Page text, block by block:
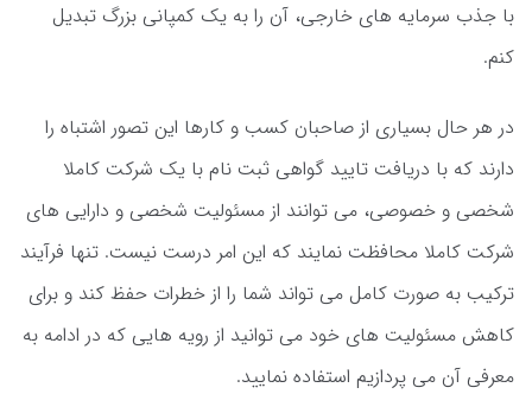
با جذب سرمایه های خارجی، آن را به یک کمپانی بزرگ تبدیل
کنم.
در هر حال بسیاری از صاحبان کسب و کارها این تصور اشتباه را
دارند که با دریافت تایید گواهی ثبت نام با یک شرکت کاملا
شخصی و خصوصی، می توانند از مسئولیت شخصی و دارایی های
شرکت کاملا محافظت نمایند که این امر درست نیست. تنها فرآیند
ترکیب به صورت کامل می تواند شما را از خطرات حفظ کند و برای
کاهش مسئولیت های خود می توانید از رویه هایی که در ادامه به
معرفی آن می پردازیم استفاده نمایید.